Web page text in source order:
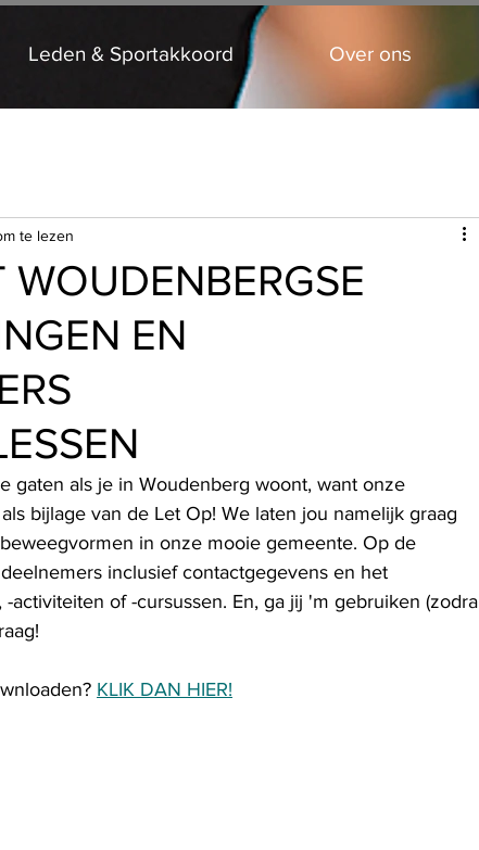
Leden & Sportakkoord Over ons
WOUDENBERGSE
EN
te lezen
gaten als je in Woudenberg woont, want onze
bijlage van de Let Op! We laten jou namelijk graag
in onze mooie gemeente. Op de
inclusief contactgegevens en het
activiteiten of -cursussen. En, ga jij 'm gebruiken (zodra
KLIK DAN HIER!